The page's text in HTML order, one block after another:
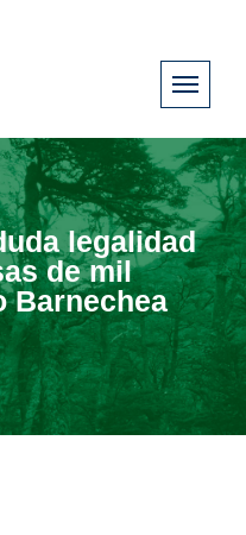
legalidad
de mil
Barnechea